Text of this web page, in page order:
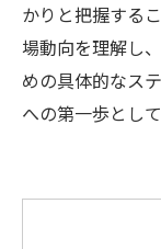
かりと把握する
場動向を理解し
めの具体的なス
への第一歩とし